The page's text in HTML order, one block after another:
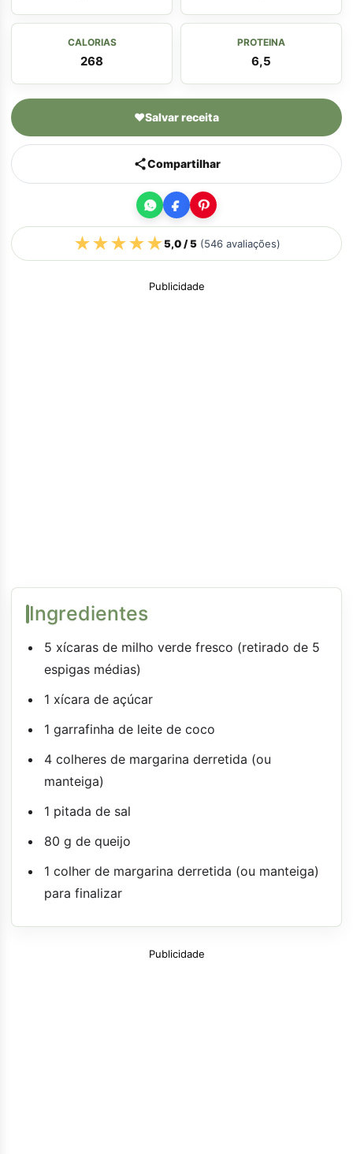
CALORIAS
268
PROTEINA
6,5
♥Salvar receita
Compartilhar
★★★★★5,0/ 5(546avaliações)
Publicidade
Ingredientes
5 xícaras de milho verde fresco (retirado de 5
espigas médias)
1 xícara de açúcar
1 garrafinha de leite de coco
4 colheres de margarina derretida (ou
manteiga)
1 pitada de sal
80 g de queijo
1 colher de margarina derretida (ou manteiga)
para finalizar
Publicidade